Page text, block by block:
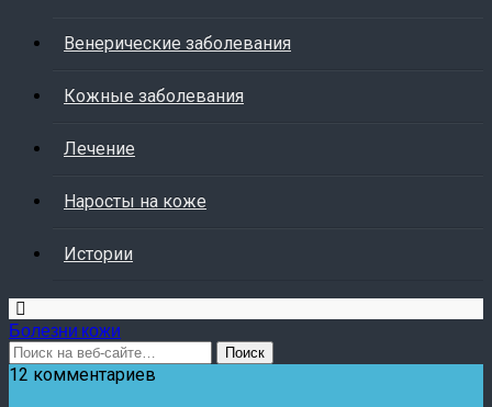
Венерические заболевания
Кожные заболевания
Лечение
Наросты на коже
Истории
Болезни кожи
12 комментариев